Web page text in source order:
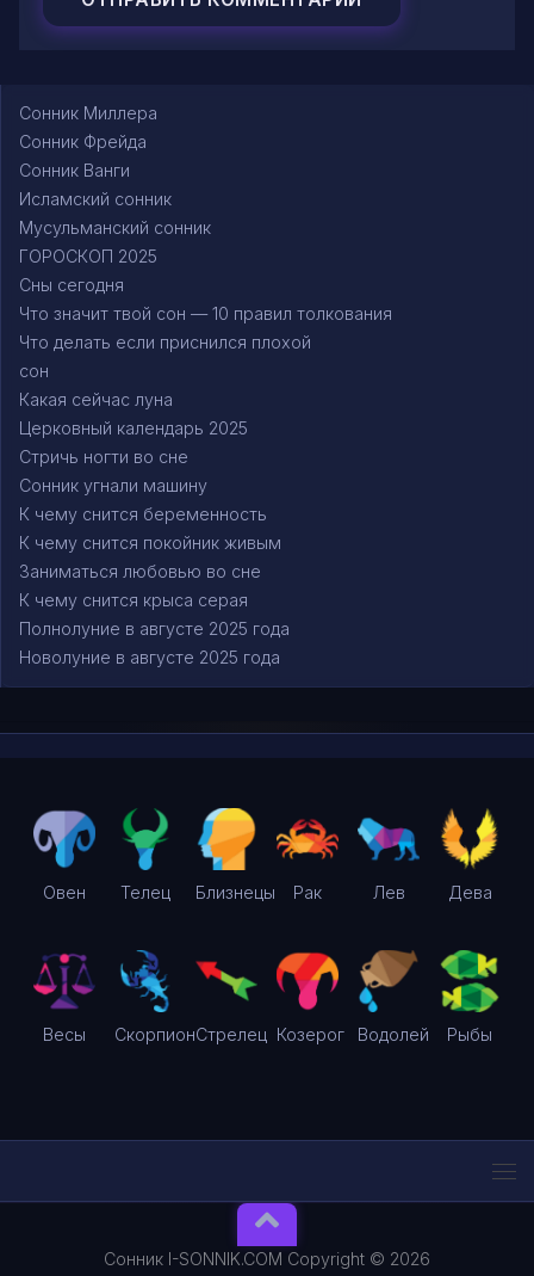
Сонник Миллера
Сонник Фрейда
Сонник Ванги
Исламский сонник
Мусульманский сонник
ГОРОСКОП 2025
Сны сегодня
Что значит твой сон — 10 правил толкования
Что делать если приснился плохой
сон
Какая сейчас луна
Церковный календарь 2025
Стричь ногти во сне
Сонник угнали машину
К чему снится беременность
К чему снится покойник живым
Заниматься любовью во сне
К чему снится крыса серая
Полнолуние в августе 2025 года
Новолуние в августе 2025 года
Овен Телец Близнецы Рак Лев Дева
Весы СкорпионСтрелец Козерог Водолей Рыбы
Сонник I-SONNIK.COM Copyright © 2026